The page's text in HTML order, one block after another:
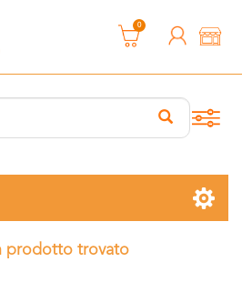
0
prodotto trovato